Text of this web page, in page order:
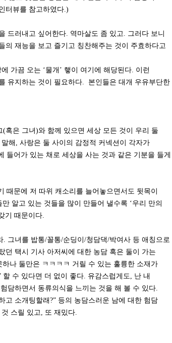
터뷰를 참고하였다.)
드러내고 싶어한다. 역마살도 좀 있고. 그러다 보니
재능을 보고 즐기고 칭찬해주는 것이 주효하다고
가끔 오는 ‘물개’ 햏이 여기에 해당된다. 이런
유지하는 것이 필요하다. 본인들은 대개 우유부단한
혹은 그녀)와 함께 있으면 세상 모든 것이 우리 둘
해, 사랑은 둘 사이의 감정적 커넥션이 각자가
어가 있는 채로 세상을 사는 것과 같은 기분을 들게
때문에 저 따위 캐소리를 늘어놓으면서도 뒷목이
알고 있는 것들을 많이 만들어 낼수록 ‘우리 만의
기 때문이다.
그녀를 밥통/꼴통/순딩이/청담댁/박여사 등 애칭으로
던 택시 기사 아저씨에 대한 농담 혹은 둘이 가는
나 둘만은 ㅋㅋㅋㅋ 거릴 수 있는 훌륭한 소재가
수 있다면 더 없이 좋다. 유감스럽게도, 난 내
담하면서 동류의식을 느끼는 것을 해 볼 수 있다.
고 소개팅할래?” 등의 농담스러운 남에 대한 험담
스릴 있고, 또 재밌다.